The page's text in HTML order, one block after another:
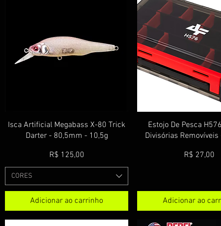
Visualização rápida
Isca Artificial Megabass X-80 Trick
Darter - 80,5mm - 10,5g
Preço
R$ 125,00
CORES
Adicionar ao carrinho
Visualização
Estojo De Pesca
Divisórias
Preço
R$ 27,00
Adicionar ao